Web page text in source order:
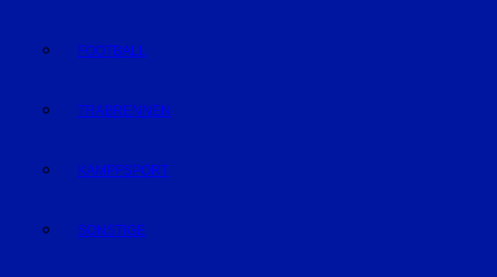
FOOTBALL
TRABRENNEN
KAMPFSPORT
SONSTIGE